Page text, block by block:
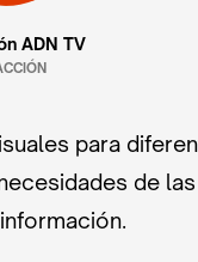
ADN TV
para
de